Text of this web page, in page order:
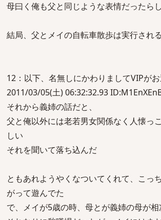
母曰く俺も父と同じような表情だったら
結局、父とメイの自転車散歩は実行され
12：以下、名無しにかわりましてVIPがお
2011/03/05(土) 06:32:32.93
それから義姉の話だと、
父と俺以外には老若男女関係なく人懐っ
しい
それを聞いて落ち込んだ
ともあれようやくなついてくれて、こっ
がって遊んでた
で、メイが5歳の時、母とが義姉の母が